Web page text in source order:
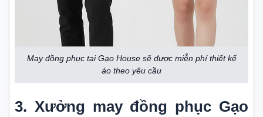
May đồng phục tại Gạo House sẽ được miễn phí thiết kế
áo theo yêu cầu
3. Xưởng may đồng phục Gạo